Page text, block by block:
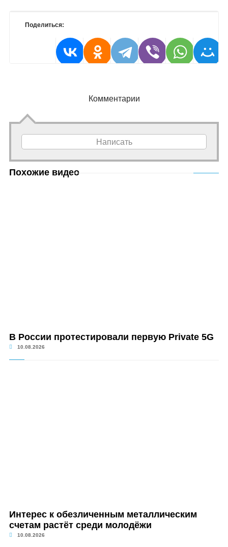
Поделиться:
Комментарии
Написать
Похожие видео
В России протестировали первую Private 5G
10.08.2026
Интерес к обезличенным металлическим
счетам растёт среди молодёжи
10.08.2026